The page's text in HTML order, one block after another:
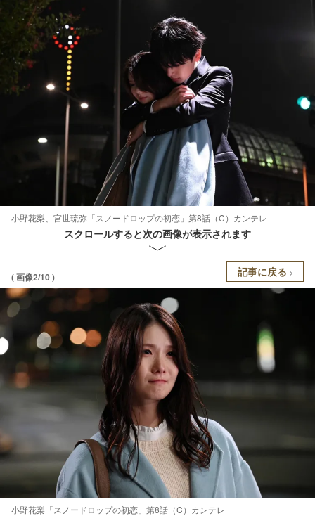
小野花梨、宮世琉弥「スノードロップの初恋」第8話（C）カンテレ
スクロールすると次の画像が表示されます
( 画像2/10 ) 記事に戻る
小野花梨「スノードロップの初恋」第8話（C）カンテレ